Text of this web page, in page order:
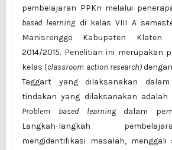
pembelajaran PPKn melalui
based learningdi kelas VIII A
Manisrenggo Kabupaten Klaten
2014/2015. Penelitian ini merupakan
kelas (classroom action research)
Taggart yang dilaksanakan
tindakan yang dilaksanakan adalah
Problem based learningdalam
Langkah-langkah
mengidentifikasi masalah,